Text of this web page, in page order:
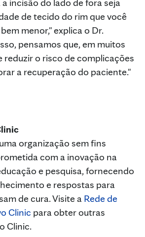
incisão do lado de fora seja
de tecido do rim que você
menor," explica o Dr.
pensamos que, em muitos
reduzir o risco de complicações
a recuperação do paciente."
organização sem fins
com a inovação na
e pesquisa, fornecendo
e respostas para
de cura. Visite a Rede de
Clinic para obter outras
Clinic.